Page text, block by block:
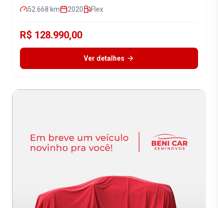
52.668 km 2020 Flex
R$ 128.990,00
Ver detalhes